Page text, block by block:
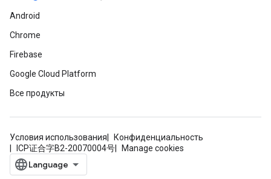
Android
Chrome
Firebase
Google Cloud Platform
Все продукты
Условия использования
Конфиденциальность
ICP证合字B2-20070004号
Manage cookies